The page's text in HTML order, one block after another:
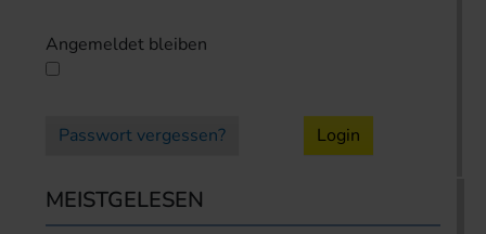
Angemeldet bleiben
Passwort vergessen? Login
MEISTGELESEN